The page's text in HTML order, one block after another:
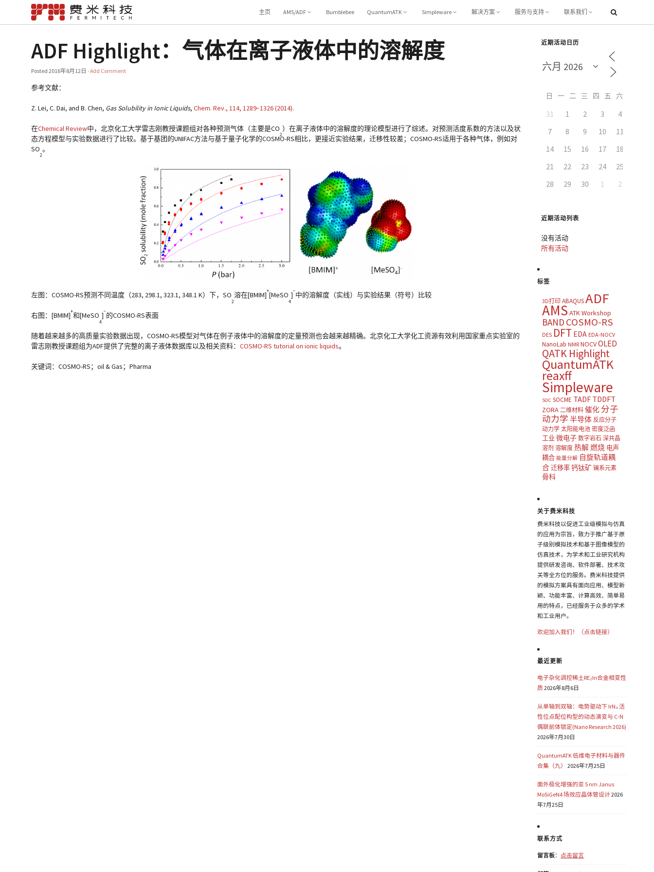
主页 AMS/ADF Bumblebee QuantumATK Simpleware 解决方案 服务与支持 联系我们
ADF Highlight：气体在离子液体中的溶解度
Posted2016年8月12日 ·Add Comment
参考文献：
Z. Lei, C. Dai, and B. Chen, Gas Solubility in Ionic Liquids,Chem. Rev.,114, 1289−1326 (2014).
在Chemical Review中，北京化工大学雷志刚教授课题组对各种预测气体（主要是CO
2
）在离子液体中的溶解度的理论模型进行了综述。对预测活度系数的方法以及状
态方程模型与实验数据进行了比较。基于基团的UNIFAC方法与基于量子化学的COSMO-RS相比，更接近实验结果，迁移性较差；COSMO-RS适用于各种气体，例如对
SO
2
。
左图：COSMO-RS预测不同温度（283, 298.1, 323.1, 348.1 K）下，SO
2
溶在[BMIM]
+
[MeSO
4
]
−
中的溶解度（实线）与实验结果（符号）比较
右图：[BMIM]
+
和[MeSO
4
]
−
的COSMO-RS表面
随着越来越多的高质量实验数据出现，COSMO-RS模型对气体在例子液体中的溶解度的定量预测也会越来越精确。北京化工大学化工资源有效利用国家重点实验室的
雷志刚教授课题组为ADF提供了完整的离子液体数据库以及相关资料：COSMO-RS tutorial on ionic liquids。
关键词：COSMO-RS；oil & Gas；Pharma
近期活动日历
日 一 二 三 四 五
31 1 2 3 4
7
8 9 10 11
14
15 16 17 18
21
22 23 24 25
28
29 30 1 2
近期活动列表
没有活动
所有活动
标签
3D打印 ABAQUSADF
AMS ATK Workshop
BAND COSMO-RS
DES DFT EDA EDA-NOCV
NanoLab NMR NOCVOLED
QATK Highlight
QuantumATK
reaxff
Simpleware
SOC SOCME TADF TDDFT
ZORA 二维材料 催化 分子
动力学 半导体 反应分子
动力学 太阳能电池 密度泛函
工业 微电子 数字岩石 深共晶
溶剂 溶解度 热解燃烧 电声
耦合 能量分解 自旋轨道耦
合迁移率钙钛矿 镧系元素
骨科
关于费米科技
费米科技以促进工业级模拟与仿真
的应用为宗旨，致力于推广基于原
子级别模拟技术和基于图像模型的
仿真技术，为学术和工业研究机构
提供研发咨询、软件部署、技术攻
关等全方位的服务。费米科技提供
的模拟方案具有面向应用、模型新
颖、功能丰富、计算高效、简单易
用的特点，已经服务于众多的学术
和工业用户。
欢迎加入我们！（点击链接）
最近更新
电子杂化调控稀土RE₂In合金相变性
质2026年8月6日
从单轴到双轴：电势驱动下 IrN₄ 活
性位点配位构型的动态演变与 C-N
偶联前体锁定(Nano Research 2026)
2026年7月30日
QuantumATK 低维电子材料与器件
合集（九）
2026年7月25日
面外极化增强的亚 5 nm Janus
MoSiGeN4 场效应晶体管设计2026
年7月25日
联系方式
留言板： 点击留言